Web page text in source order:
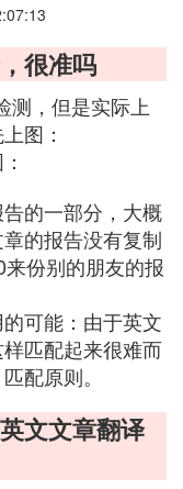
很准吗
测，但是实际上
图：
的一部分，大概
的报告没有复制
份别的朋友的报
可能：由于英文
匹配起来很难而
配原则。
文文章翻译